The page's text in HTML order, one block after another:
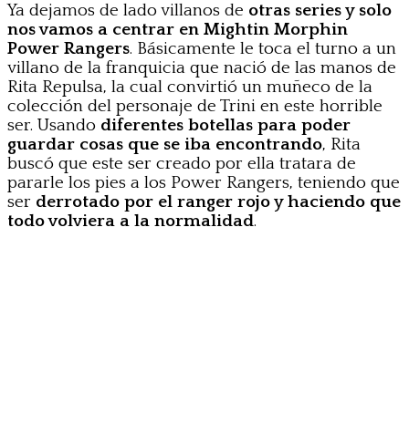
Ya dejamos de lado villanos de otras series y solo
nos vamos a centrar en Mightin Morphin
Power Rangers. Básicamente le toca el turno a un
villano de la franquicia que nació de las manos de
Rita Repulsa, la cual convirtió un muñeco de la
colección del personaje de Trini en este horrible
ser. Usando diferentes botellas para poder
guardar cosas que se iba encontrando, Rita
buscó que este ser creado por ella tratara de
pararle los pies a los Power Rangers, teniendo que
ser derrotado por el ranger rojo y haciendo que
todo volviera a la normalidad.